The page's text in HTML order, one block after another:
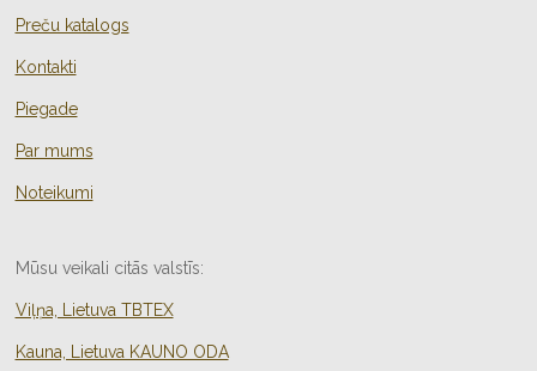
Preču katalogs
Kontakti
Piegade
Par mums
Noteikumi
Mūsu veikali citās valstīs:
Viļņa, Lietuva TBTEX
Kauna, Lietuva KAUNO ODA